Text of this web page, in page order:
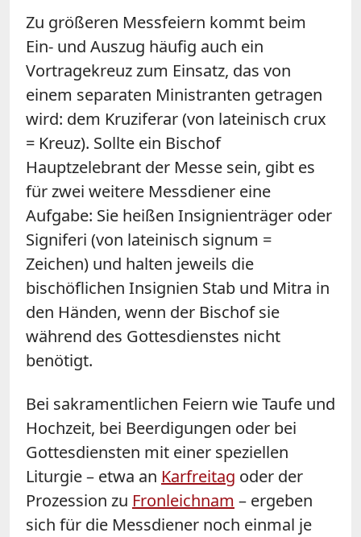
Zu größeren Messfeiern kommt beim
Ein- und Auszug häufig auch ein
Vortragekreuz zum Einsatz, das von
einem separaten Ministranten getragen
wird: dem Kruziferar (von lateinisch crux
= Kreuz). Sollte ein Bischof
Hauptzelebrant der Messe sein, gibt es
für zwei weitere Messdiener eine
Aufgabe: Sie heißen Insignienträger oder
Signiferi (von lateinisch signum =
Zeichen) und halten jeweils die
bischöflichen Insignien Stab und Mitra in
den Händen, wenn der Bischof sie
während des Gottesdienstes nicht
benötigt.
Bei sakramentlichen Feiern wie Taufe und
Hochzeit, bei Beerdigungen oder bei
Gottesdiensten mit einer speziellen
Liturgie – etwa an Karfreitag oder der
Prozession zu Fronleichnam – ergeben
sich für die Messdiener noch einmal je